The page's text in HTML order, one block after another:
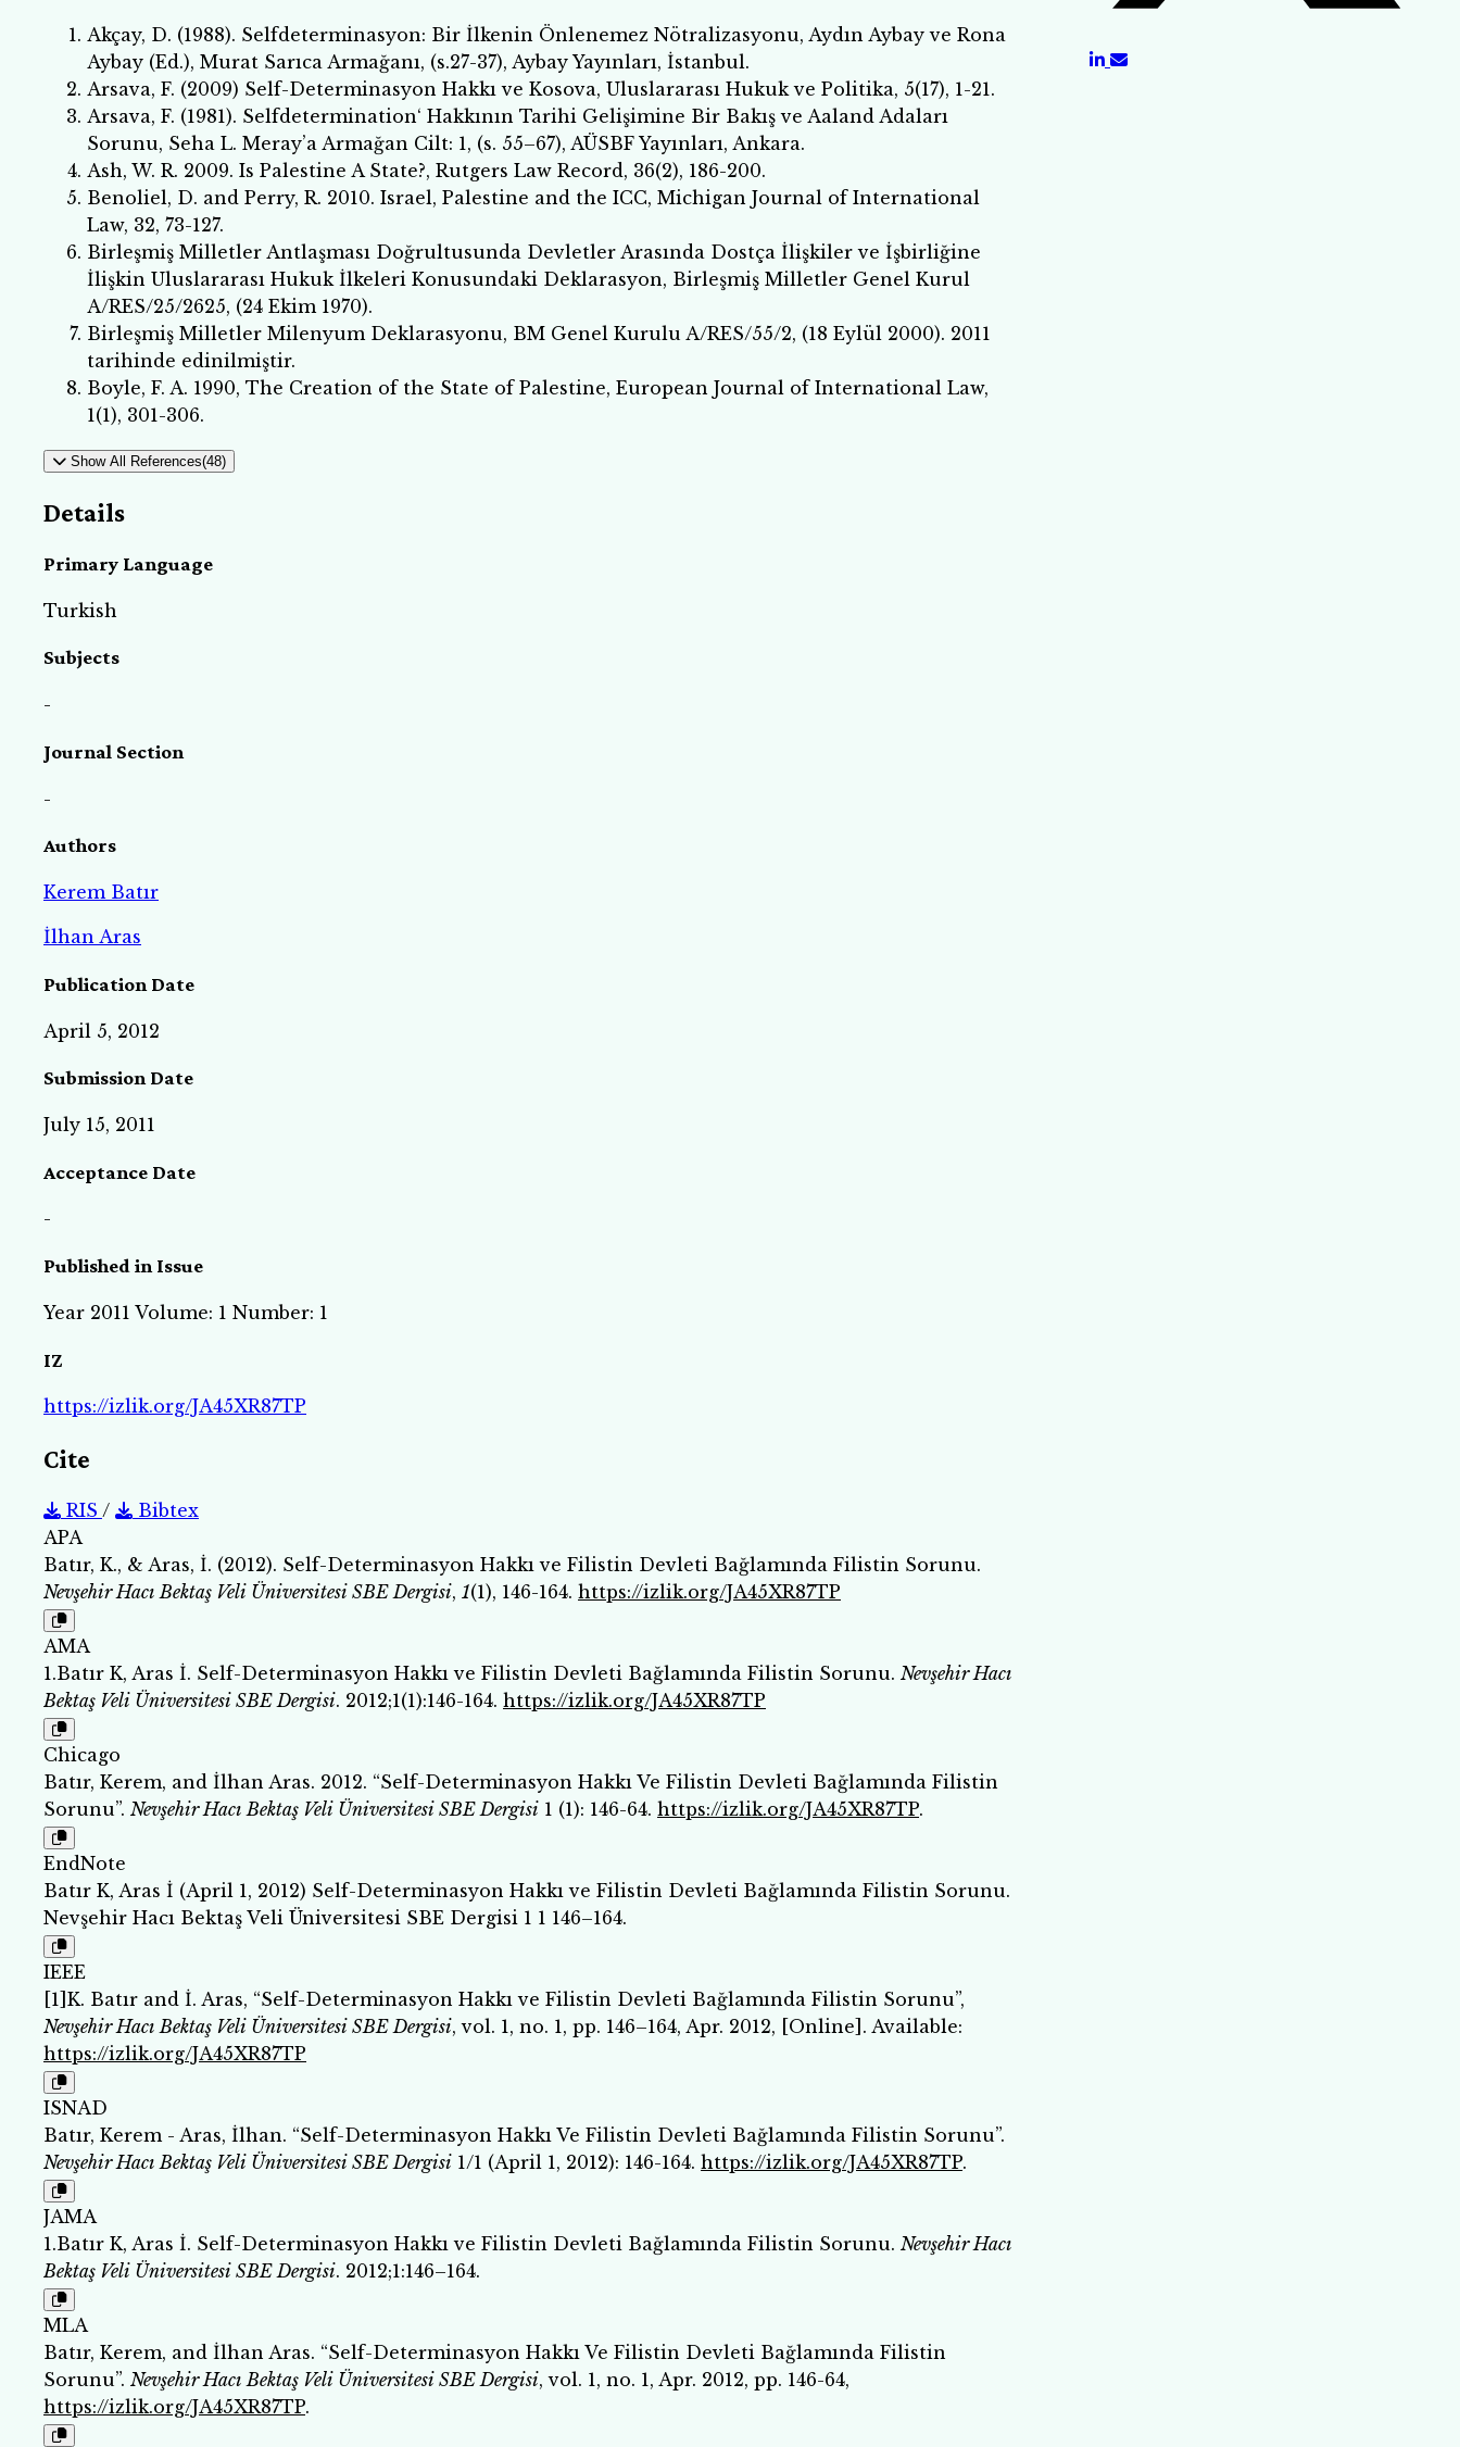
Akçay, D. (1988). Selfdeterminasyon: Bir İlkenin Önlenemez Nötralizasyonu, Aydın Aybay ve Rona
Aybay (Ed.), Murat Sarıca Armağanı, (s.27-37), Aybay Yayınları, İstanbul.
Arsava, F. (2009) Self-Determinasyon Hakkı ve Kosova, Uluslararası Hukuk ve Politika, 5(17), 1-21.
Arsava, F. (1981). Selfdetermination‘ Hakkının Tarihi Gelişimine Bir Bakış ve Aaland Adaları
Sorunu, Seha L. Meray’a Armağan Cilt: 1, (s. 55–67), AÜSBF Yayınları, Ankara.
Ash, W. R. 2009. Is Palestine A State?, Rutgers Law Record, 36(2), 186-200.
Benoliel, D. and Perry, R. 2010. Israel, Palestine and the ICC, Michigan Journal of International
Law, 32, 73-127.
Birleşmiş Milletler Antlaşması Doğrultusunda Devletler Arasında Dostça İlişkiler ve İşbirliğine
İlişkin Uluslararası Hukuk İlkeleri Konusundaki Deklarasyon, Birleşmiş Milletler Genel Kurul
A/RES/25/2625, (24 Ekim 1970).
Birleşmiş Milletler Milenyum Deklarasyonu, BM Genel Kurulu A/RES/55/2, (18 Eylül 2000). 2011
tarihinde edinilmiştir.
Boyle, F. A. 1990, The Creation of the State of Palestine, European Journal of International Law,
1(1), 301-306.
Show All References(48)
Details
Primary Language
Turkish
Subjects
-
Journal Section
-
Authors
Kerem Batır
İlhan Aras
Publication Date
April 5, 2012
Submission Date
July 15, 2011
Acceptance Date
-
Published in Issue
Year 2011 Volume: 1 Number: 1
IZ
https://izlik.org/JA45XR87TP
Cite
RIS /
Bibtex
APA
Batır, K., & Aras, İ. (2012). Self-Determinasyon Hakkı ve Filistin Devleti Bağlamında Filistin Sorunu.
Nevşehir Hacı Bektaş Veli Üniversitesi SBE Dergisi, 1(1), 146-164. https://izlik.org/JA45XR87TP
AMA
1.Batır K, Aras İ. Self-Determinasyon Hakkı ve Filistin Devleti Bağlamında Filistin Sorunu. Nevşehir Hacı
Bektaş Veli Üniversitesi SBE Dergisi. 2012;1(1):146-164. https://izlik.org/JA45XR87TP
Chicago
Batır, Kerem, and İlhan Aras. 2012. “Self-Determinasyon Hakkı Ve Filistin Devleti Bağlamında Filistin
Sorunu”. Nevşehir Hacı Bektaş Veli Üniversitesi SBE Dergisi 1 (1): 146-64. https://izlik.org/JA45XR87TP.
EndNote
Batır K, Aras İ (April 1, 2012) Self-Determinasyon Hakkı ve Filistin Devleti Bağlamında Filistin Sorunu.
Nevşehir Hacı Bektaş Veli Üniversitesi SBE Dergisi 1 1 146–164.
IEEE
[1]K. Batır and İ. Aras, “Self-Determinasyon Hakkı ve Filistin Devleti Bağlamında Filistin Sorunu”,
Nevşehir Hacı Bektaş Veli Üniversitesi SBE Dergisi, vol. 1, no. 1, pp. 146–164, Apr. 2012, [Online]. Available:
https://izlik.org/JA45XR87TP
ISNAD
Batır, Kerem - Aras, İlhan. “Self-Determinasyon Hakkı Ve Filistin Devleti Bağlamında Filistin Sorunu”.
Nevşehir Hacı Bektaş Veli Üniversitesi SBE Dergisi 1/1 (April 1, 2012): 146-164. https://izlik.org/JA45XR87TP.
JAMA
1.Batır K, Aras İ. Self-Determinasyon Hakkı ve Filistin Devleti Bağlamında Filistin Sorunu. Nevşehir Hacı
Bektaş Veli Üniversitesi SBE Dergisi. 2012;1:146–164.
MLA
Batır, Kerem, and İlhan Aras. “Self-Determinasyon Hakkı Ve Filistin Devleti Bağlamında Filistin
Sorunu”. Nevşehir Hacı Bektaş Veli Üniversitesi SBE Dergisi, vol. 1, no. 1, Apr. 2012, pp. 146-64,
https://izlik.org/JA45XR87TP.